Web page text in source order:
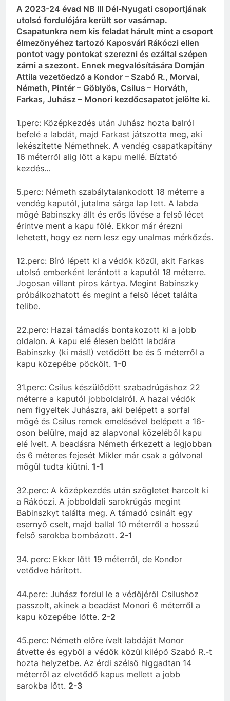
A 2023-24 évad NB III Dél-Nyugati csoportjának
utolsó fordulójára került sor vasárnap.
Csapatunkra nem kis feladat hárult mint a csoport
élmezőnyéhez tartozó Kaposvári Rákóczi ellen
pontot vagy pontokat szerezni és ezáltal szépen
zárni a szezont. Ennek megvalósítására Domján
Attila vezetőedző a Kondor – Szabó R., Morvai,
Németh, Pintér – Göblyös, Csilus – Horváth,
Farkas, Juhász – Monori kezdőcsapatot jelölte ki.
1.perc: Középkezdés után Juhász hozta balról
befelé a labdát, majd Farkast játszotta meg, aki
lekészítette Némethnek. A vendég csapatkapitány
16 méterről alig lőtt a kapu mellé. Bíztató
kezdés…
5.perc: Németh szabálytalankodott 18 méterre a
vendég kaputól, jutalma sárga lap lett. A labda
mögé Babinszky állt és erős lövése a felső lécet
érintve ment a kapu fölé. Ekkor már érezni
lehetett, hogy ez nem lesz egy unalmas mérkőzés.
12.perc: Bíró lépett ki a védők közül, akit Farkas
utolsó emberként lerántott a kaputól 18 méterre.
Jogosan villant piros kártya. Megint Babinszky
próbálkozhatott és megint a felső lécet találta
telibe.
22.perc: Hazai támadás bontakozott ki a jobb
oldalon. A kapu elé élesen belőtt labdára
Babinszky (ki más!!) vetődött be és 5 méterről a
kapu közepébe pöckölt. 1-0
31.perc: Csilus készülődött szabadrúgáshoz 22
méterre a kaputól jobboldalról. A hazai védők
nem figyeltek Juhászra, aki belépett a sorfal
mögé és Csilus remek emelésével belépett a 16-
oson belülre, majd az alapvonal közeléből kapu
elé ívelt. A beadásra Németh érkezett a legjobban
és 6 méteres fejesét Mikler már csak a gólvonal
mögül tudta kiütni. 1-1
32.perc: A középkezdés után szögletet harcolt ki
a Rákóczi. A jobboldali sarokrúgás megint
Babinszkyt találta meg. A támadó csinált egy
esernyő cselt, majd ballal 10 méterről a hosszú
felső sarokba bombázott. 2-1
34. perc: Ekker lőtt 19 méterről, de Kondor
vetődve hárított.
44.perc: Juhász fordul le a védőjéről Csilushoz
passzolt, akinek a beadást Monori 6 méterről a
kapu közepébe lőtte. 2-2
45.perc: Németh előre ívelt labdáját Monor
átvette és egyből a védők közül kilépő Szabó R.-t
hozta helyzetbe. Az érdi szélső higgadtan 14
méterről az elvetődő kapus mellett a jobb
sarokba lőtt. 2-3